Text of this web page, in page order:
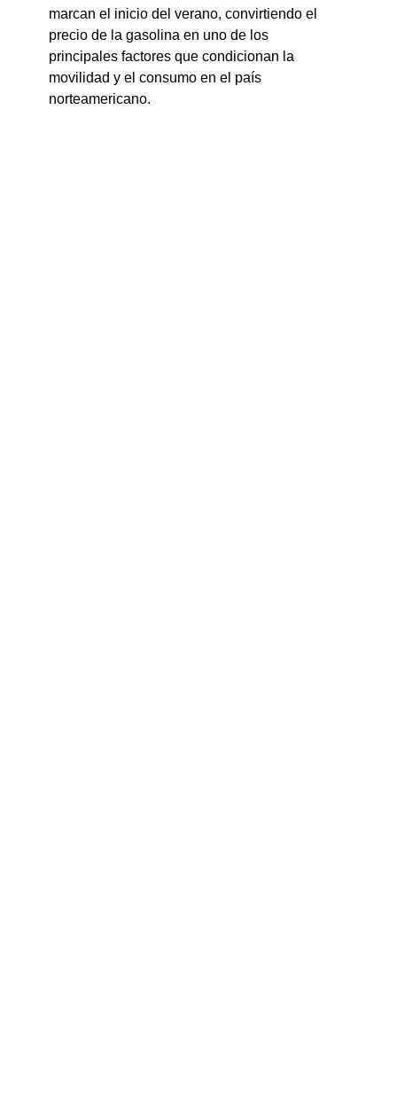
marcan el inicio del verano, convirtiendo el
precio de la gasolina en uno de los
principales factores que condicionan la
movilidad y el consumo en el país
norteamericano.